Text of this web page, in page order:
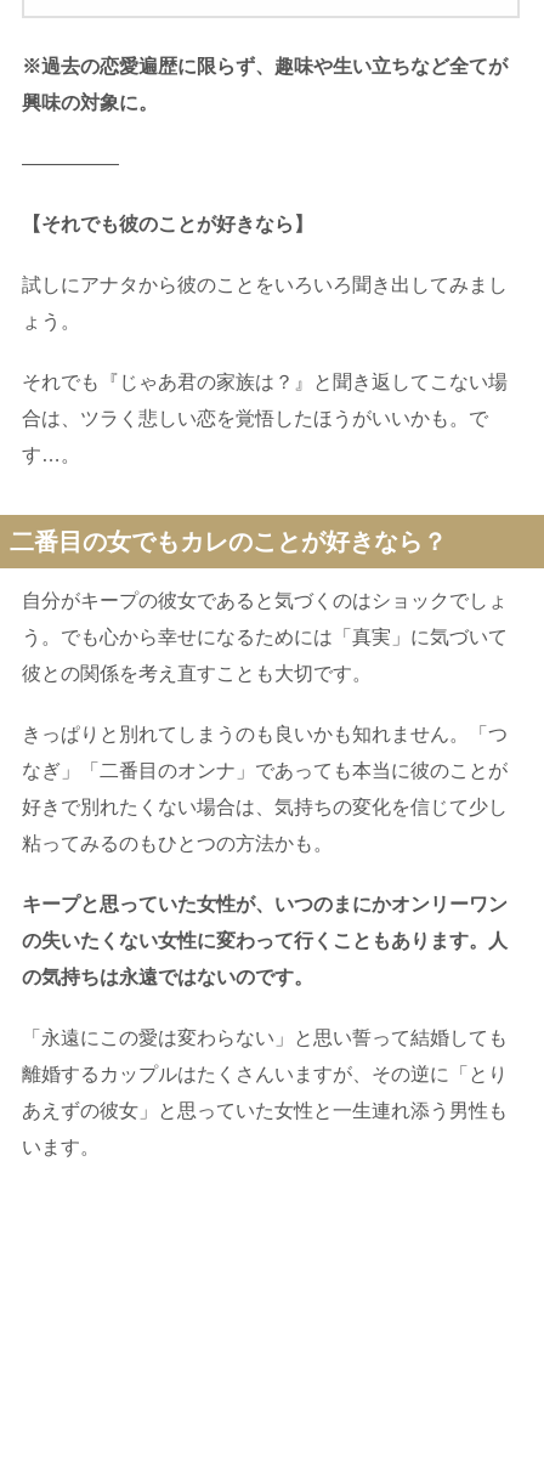
※過去の恋愛遍歴に限らず、趣味や生い立ちなど全てが
興味の対象に。
—————
【それでも彼のことが好きなら】
試しにアナタから彼のことをいろいろ聞き出してみまし
ょう。
それでも『じゃあ君の家族は？』と聞き返してこない場
合は、ツラく悲しい恋を覚悟したほうがいいかも。で
す…。
二番目の女でもカレのことが好きなら？
自分がキープの彼女であると気づくのはショックでしょ
う。でも心から幸せになるためには「真実」に気づいて
彼との関係を考え直すことも大切です。
きっぱりと別れてしまうのも良いかも知れません。「つ
なぎ」「二番目のオンナ」であっても本当に彼のことが
好きで別れたくない場合は、気持ちの変化を信じて少し
粘ってみるのもひとつの方法かも。
キープと思っていた女性が、いつのまにかオンリーワン
の失いたくない女性に変わって行くこともあります。人
の気持ちは永遠ではないのです。
「永遠にこの愛は変わらない」と思い誓って結婚しても
離婚するカップルはたくさんいますが、その逆に「とり
あえずの彼女」と思っていた女性と一生連れ添う男性も
います。